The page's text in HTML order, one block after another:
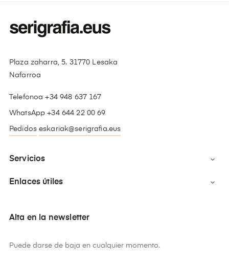
Plaza zaharra, 5. 31770 Lesaka
Nafarroa
Telefonoa +34 948 637 167
WhatsApp +34 644 22 00 69
Pedidos eskariak@serigrafia.eus
Servicios 
Enlaces útiles 
Alta en la newsletter
Puede darse de baja en cualquier momento.